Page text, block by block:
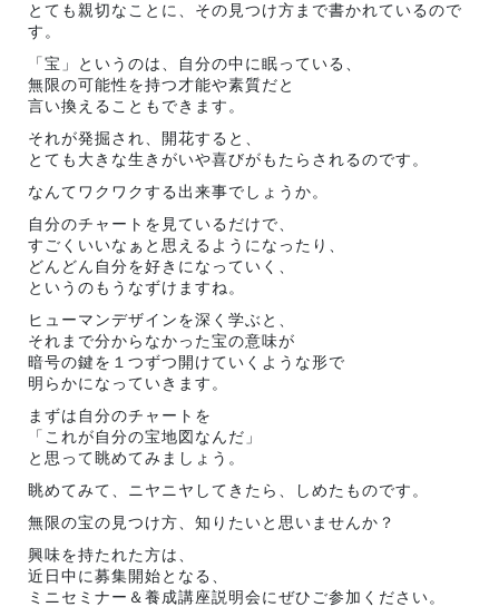
とても親切なことに、その見つけ方まで書かれているので
す。
「宝」というのは、自分の中に眠っている、
無限の可能性を持つ才能や素質だと
言い換えることもできます。
それが発掘され、開花すると、
とても大きな生きがいや喜びがもたらされるのです。
なんてワクワクする出来事でしょうか。
自分のチャートを見ているだけで、
すごくいいなぁと思えるようになったり、
どんどん自分を好きになっていく、
というのもうなずけますね。
ヒューマンデザインを深く学ぶと、
それまで分からなかった宝の意味が
暗号の鍵を１つずつ開けていくような形で
明らかになっていきます。
まずは自分のチャートを
「これが自分の宝地図なんだ」
と思って眺めてみましょう。
眺めてみて、ニヤニヤしてきたら、しめたものです。
無限の宝の見つけ方、知りたいと思いませんか？
興味を持たれた方は、
近日中に募集開始となる、
ミニセミナー＆養成講座説明会にぜひご参加ください。